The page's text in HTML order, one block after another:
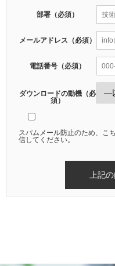
部署（必須）
メールアドレス（必須）
電話番号（必須）
ダウンロードの動機（必
須）
スパムメール防止のため、こ
信してください。